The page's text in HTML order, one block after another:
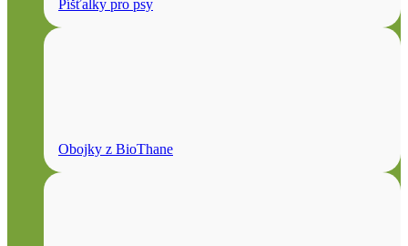
Píšťalky pro psy
Obojky z BioThane